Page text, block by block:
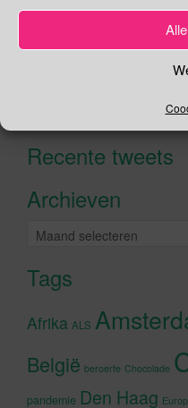
Recente tweets
Klik om
Archieven
Archieven
Tags
Afrika ALS
België beroerte Chocolade
pandemie Den Haag